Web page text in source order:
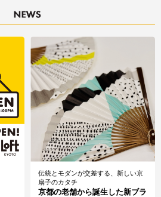
伝統とモダンが交差する、新しい京
扇子のカタチ
京都の老舗から誕生した新ブラ